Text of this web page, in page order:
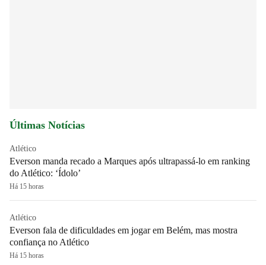
Últimas Notícias
Atlético
Everson manda recado a Marques após ultrapassá-lo em ranking
do Atlético: ‘Ídolo’
Há 15 horas
Atlético
Everson fala de dificuldades em jogar em Belém, mas mostra
confiança no Atlético
Há 15 horas